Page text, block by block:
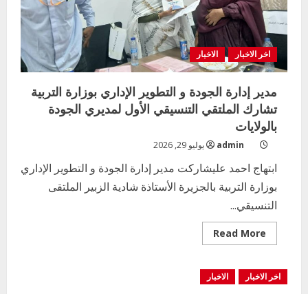
اخر الاخبار الاخبار
مدير إدارة الجودة و التطوير الإداري بوزارة التربية
تشارك الملتقي التنسيقي الأول لمديري الجودة
بالولايات
admin يوليو 29, 2026
ابتهاج احمد عليشاركت مدير إدارة الجودة و التطوير الإداري
بوزارة التربية بالجزيرة الأستاذة شادية الزبير الملتقى
التنسيقي...
Read More
more
إدارة
الجودة اخر الاخبار الاخبار